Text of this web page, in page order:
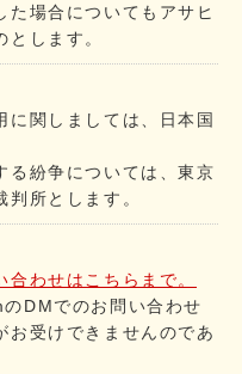
た場合についてもアサヒ
します。
に関しましては、日本国
る紛争については、東京
所とします。
わせはこちらまで。
DMでのお問い合わせ
お受けできませんのであ